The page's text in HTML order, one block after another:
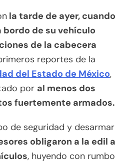
la tarde de ayer, cuando
de su vehículo
de la cabecera
reportes de la
del Estado de México,
por al menos dos
fuertemente armados.
de seguridad y desarmar
obligaron a la edil a
, huyendo con rumbo